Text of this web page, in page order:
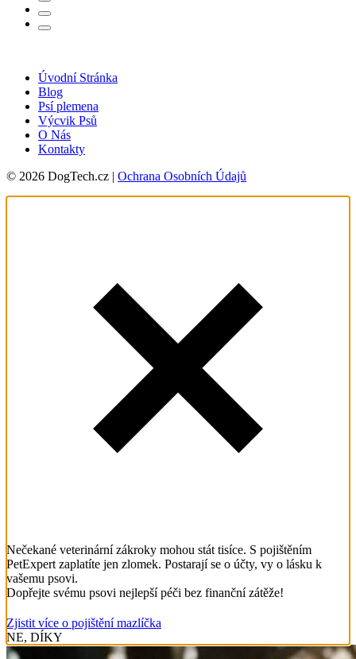
Úvodní Stránka
Blog
Psí plemena
Výcvik Psů
O Nás
Kontakty
© 2026 DogTech.cz | Ochrana Osobních Údajů
Nečekané veterinární zákroky mohou stát tisíce. S pojištěním
PetExpert zaplatíte jen zlomek. Postarají se o účty, vy o lásku k
vašemu psovi.
Dopřejte svému psovi nejlepší péči bez finanční zátěže!
Zjistit více o pojištění mazlíčka
NE, DÍKY